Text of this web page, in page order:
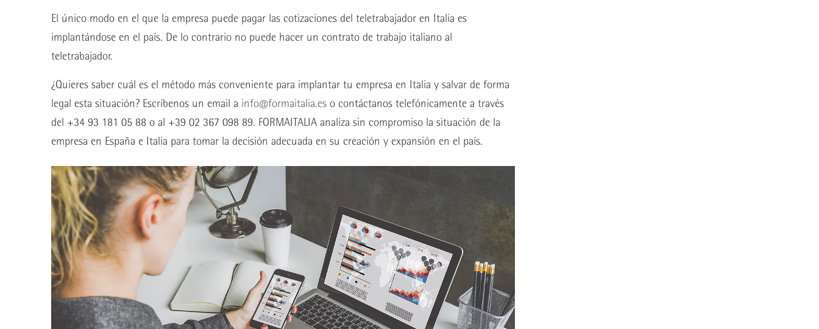
El único modo en el que la empresa puede pagar las cotizaciones del teletrabajador en Italia es
implantándose en el país. De lo contrario no puede hacer un contrato de trabajo italiano al
teletrabajador.
¿Quieres saber cuál es el método más conveniente para implantar tu empresa en Italia y salvar de forma
legal esta situación? Escríbenos un email a info@formaitalia.eso contáctanos telefónicamente a través
del +34 93 181 05 88 o al +39 02 367 098 89. FORMAITALIA analiza sin compromiso la situación de la
empresa en España e Italia para tomar la decisión adecuada en su creación y expansión en el país.